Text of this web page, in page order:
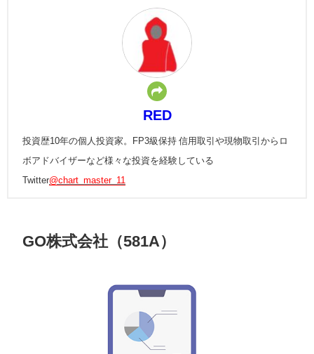
RED
投資歴10年の個人投資家。FP3級保持 信用取引や現物取引からロ
ボアドバイザーなど様々な投資を経験している
Twitter@chart_master_11
GO株式会社（581A）